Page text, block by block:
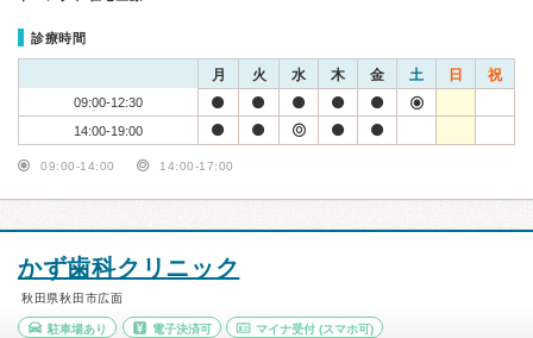
診療時間
月 火 水 木 金 土 日 祝
09:00-12:30
14:00-19:00
09:00-14:00 14:00-17:00
かず歯科クリニック
秋田県秋田市広面
駐車場あり 電子決済可 マイナ受付 (スマホ可)